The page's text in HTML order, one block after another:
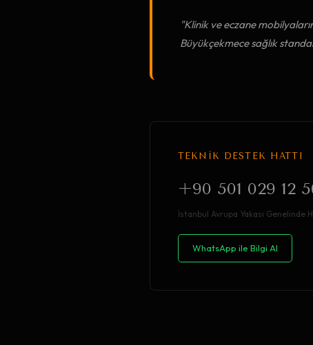
"Klinik ve eczane
Büyükçekmece sağlık
TEKNİK DESTEK HATTI
+90 501 029 12
İstanbul Avrupa Yakası Genelinde
WhatsApp ile Bilgi Al